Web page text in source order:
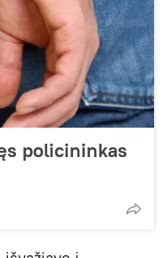
policininkas